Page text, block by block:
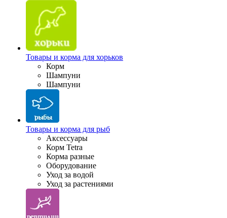
Товары и корма для хорьков
Корм
Шампуни
Шампуни
Товары и корма для рыб
Аксессуары
Корм Tetra
Корма разные
Оборудование
Уход за водой
Уход за растениями